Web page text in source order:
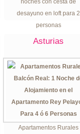
noches con cesta de
desayuno en loft para 2
personas
Asturias
Apartamentos Rurales